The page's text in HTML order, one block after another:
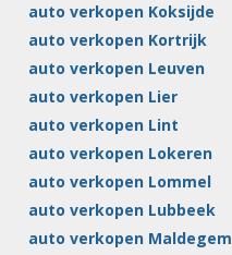
auto verkopen Koksijde
auto verkopen Kortrijk
auto verkopen Leuven
auto verkopen Lier
auto verkopen Lint
auto verkopen Lokeren
auto verkopen Lommel
auto verkopen Lubbeek
auto verkopen Maldegem